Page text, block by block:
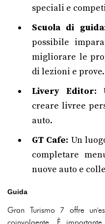
speciali e
Scuola di
possibile
migliorare le
di lezioni e prove.
Livery Editor:
creare livree
auto.
GT Cafe: Un
completare
nuove auto e
Guida
Gran Turismo 7 offre